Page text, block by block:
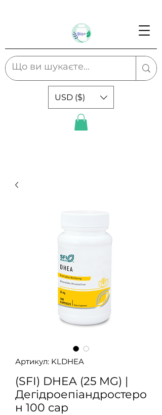
USD ($)
Артикул: KLDHEA
(SFI) DHEA (25 MG) |
Дегідроепіандростеро
н 100 cap